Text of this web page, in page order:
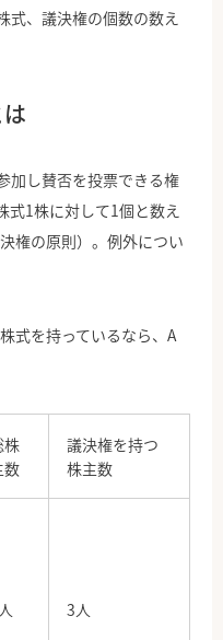
式、議決権の個数の数え
加し賛否を投票できる権
式1株に対して1個と数え
権の原則）。例外につい
式を持っているなら、A
株
数
議決権を持つ
株主数
3人